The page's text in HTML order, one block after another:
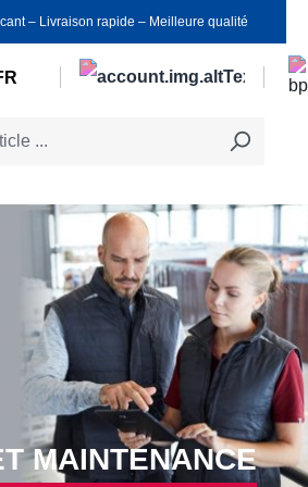
‒ Livraison rapide ‒ Meilleure qualité
MAINTENANCE